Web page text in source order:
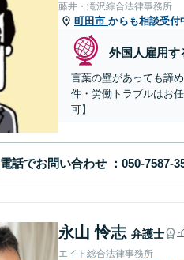
藤井・滝沢綜合法律事務所
町田市 からも相談受付
外国人雇用す
言葉の壁があっても諦
件・労働トラブルはお
可】
電話でお問い合わせ
永山 怜志 弁護士
エイト総合法律事務所